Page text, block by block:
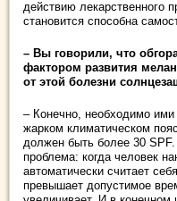
действию лекарственного
становится способна
– Вы говорили, что
фактором развития
от этой болезни
– Конечно, необходимо ими
жарком климатическом
должен быть более 30
проблема: когда человек
автоматически считает
превышает допустимое